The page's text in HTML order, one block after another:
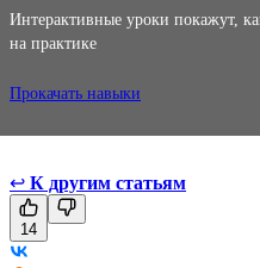
Интерактивные уроки покажут,
на практике
Прокачать навыки
↩ К другим статьям
14